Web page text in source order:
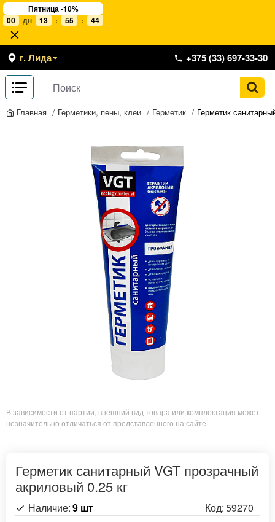
Пятница -10%
00
дн 13 : 55 : 44
г. Лида +375 (33) 697-33-30
Главная Герметики, пены, клеи Герметик Герметик
В зависимости от партии, внешний вид товара или комплектация может
незначительно отличаться от представленного на сайте.
Герметик санитарный VGT прозрачный
акриловый 0.25 кг
Наличие:9 шт Код:59270